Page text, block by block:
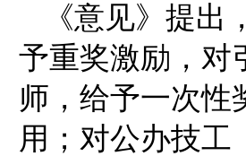
《意见》提
予重奖激励，对
师，给予一次性
用；对公办技工